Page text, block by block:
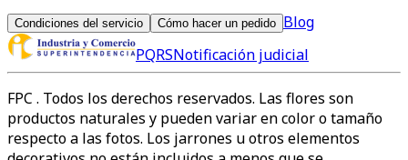
Condiciones del servicio Cómo hacer un pedido Blog
PQRSNotificación judicial
FPC . Todos los derechos reservados. Las flores son
productos naturales y pueden variar en color o tamaño
respecto a las fotos. Los jarrones u otros elementos